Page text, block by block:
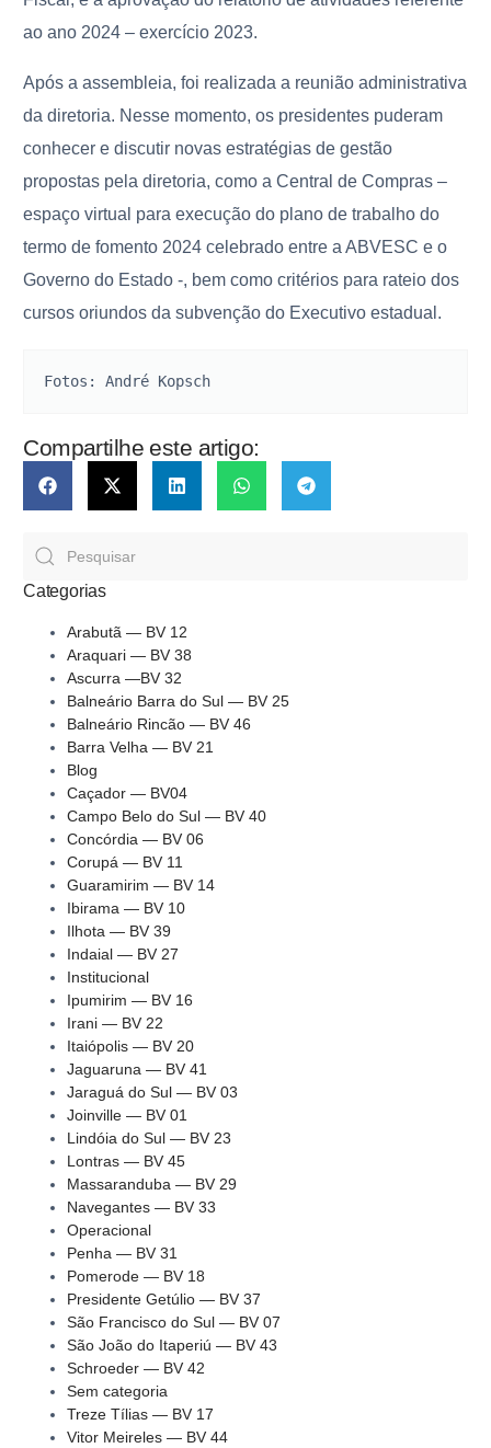
ao ano 2024 – exercício 2023.
Após a assembleia, foi realizada a reunião administrativa
da diretoria. Nesse momento, os presidentes puderam
conhecer e discutir novas estratégias de gestão
propostas pela diretoria, como a Central de Compras –
espaço virtual para execução do plano de trabalho do
termo de fomento 2024 celebrado entre a ABVESC e o
Governo do Estado -, bem como critérios para rateio dos
cursos oriundos da subvenção do Executivo estadual.
Fotos: André Kopsch
Compartilhe este artigo:
Categorias
Arabutã — BV 12
Araquari — BV 38
Ascurra —BV 32
Balneário Barra do Sul — BV 25
Balneário Rincão — BV 46
Barra Velha — BV 21
Blog
Caçador — BV04
Campo Belo do Sul — BV 40
Concórdia — BV 06
Corupá — BV 11
Guaramirim — BV 14
Ibirama — BV 10
Ilhota — BV 39
Indaial — BV 27
Institucional
Ipumirim — BV 16
Irani — BV 22
Itaiópolis — BV 20
Jaguaruna — BV 41
Jaraguá do Sul — BV 03
Joinville — BV 01
Lindóia do Sul — BV 23
Lontras — BV 45
Massaranduba — BV 29
Navegantes — BV 33
Operacional
Penha — BV 31
Pomerode — BV 18
Presidente Getúlio — BV 37
São Francisco do Sul — BV 07
São João do Itaperiú — BV 43
Schroeder — BV 42
Sem categoria
Treze Tílias — BV 17
Vitor Meireles — BV 44